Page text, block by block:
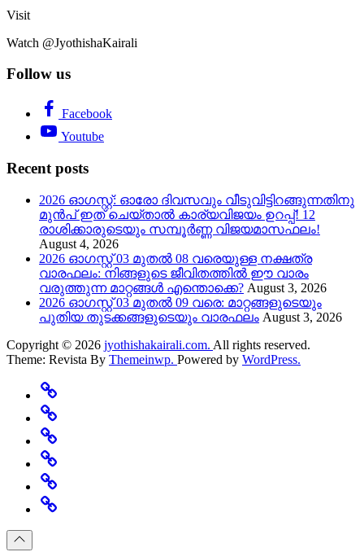
Visit
Watch @JyothishaKairali
Follow us
Facebook
Youtube
Recent posts
2026 ഓഗസ്റ്റ്: ഓരോ ദിവസവും വീടുവിട്ടിറങ്ങുന്നതിനു
മുൻപ് ഇത് ചെയ്താൽ കാര്യവിജയം ഉറപ്പ്! 12
രാശിക്കാരുടെയും സമ്പൂർണ്ണ വിജയമാസഫലം!
August 4, 2026
2026 ഓഗസ്റ്റ് 03 മുതൽ 08 വരെയുള്ള നക്ഷത്ര
വാരഫലം: നിങ്ങളുടെ ജീവിതത്തിൽ ഈ വാരം
വരുത്തുന്ന മാറ്റങ്ങൾ എന്തൊക്കെ? August 3, 2026
2026 ഓഗസ്റ്റ് 03 മുതൽ 09 വരെ: മാറ്റങ്ങളുടെയും
പുതിയ തുടക്കങ്ങളുടെയും വാരഫലം August 3, 2026
Copyright © 2026 jyothishakairali.com. All rights reserved.
Theme: Revista By Themeinwp. Powered by WordPress.
Home
Predictions
Specials
Rashi
Change
Believe
Featured